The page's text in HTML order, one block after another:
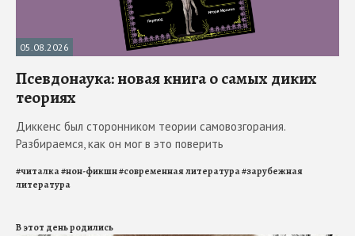
05.08.2026
Псевдонаука: новая книга о самых диких
теориях
Диккенс был сторонником теории самовозгорания.
Разбираемся, как он мог в это поверить
#читалка#нон-фикшн#современная литература#зарубежная
литература
В этот день родились